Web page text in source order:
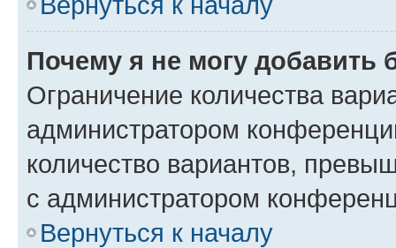
Почему я не могу добавить
Ограничение количества
администратором
количество вариантов,
с администратором
Вернуться к началу